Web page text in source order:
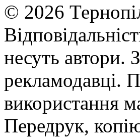
© 2026
несуть автори.
рекламодавці.
використання
Передрук,